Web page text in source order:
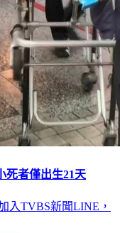
死者僅出生21天
入TVBS新聞LINE，